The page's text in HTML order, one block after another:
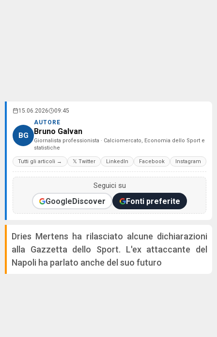
15.06.2026 09:45
BG
AUTORE
Bruno Galvan
Giornalista professionista · Calciomercato, Economia dello Sport e
statistiche
Tutti gli articoli → 𝕏 Twitter LinkedIn Facebook Instagram
Seguici su
GoogleDiscover Fonti preferite
Dries Mertens ha rilasciato alcune dichiarazioni
alla Gazzetta dello Sport. L'ex attaccante del
Napoli ha parlato anche del suo futuro